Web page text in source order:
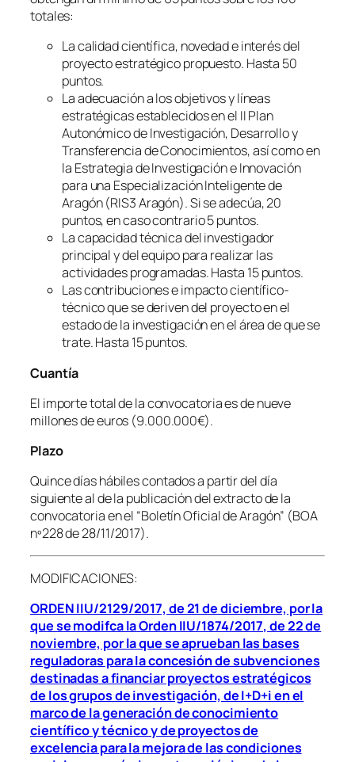
totales:
La calidad científica, novedad e interés del
proyecto estratégico propuesto. Hasta 50
puntos.
La adecuación a los objetivos y líneas
estratégicas establecidos en el II Plan
Autonómico de Investigación, Desarrollo y
Transferencia de Conocimientos, así como en
la Estrategia de Investigación e Innovación
para una Especialización Inteligente de
Aragón (RIS3 Aragón). Si se adecúa, 20
puntos, en caso contrario 5 puntos.
La capacidad técnica del investigador
principal y del equipo para realizar las
actividades programadas. Hasta 15 puntos.
Las contribuciones e impacto científico-
técnico que se deriven del proyecto en el
estado de la investigación en el área de que se
trate. Hasta 15 puntos.
Cuantía
El importe total de la convocatoria es de nueve
millones de euros (9.000.000€).
Plazo
Quince días hábiles contados a partir del día
siguiente al de la publicación del extracto de la
convocatoria en el “Boletín Oficial de Aragón” (BOA
nº228 de 28/11/2017).
MODIFICACIONES:
ORDEN IIU/2129/2017, de 21 de diciembre, por la
que se modifca la Orden IIU/1874/2017, de 22 de
noviembre, por la que se aprueban las bases
reguladoras para la concesión de subvenciones
destinadas a financiar proyectos estratégicos
de los grupos de investigación, de I+D+i en el
marco de la generación de conocimiento
científico y técnico y de proyectos de
excelencia para la mejora de las condiciones